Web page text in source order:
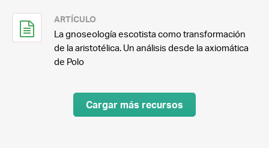
ARTÍCULO
La gnoseología escotista como transformación
de la aristotélica. Un análisis desde la axiomática
de Polo
Cargar más recursos